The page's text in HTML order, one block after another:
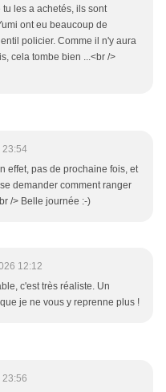
les a achetés, ils sont
ont eu beaucoup de
policier. Comme il n'y aura
cela tombe bien ...<br />
23:54
effet, pas de prochaine fois, et
demander comment ranger
/> Belle journée :-)
12:12
c'est très réaliste. Un
je ne vous y reprenne plus !